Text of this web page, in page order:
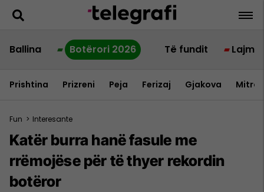
Ballina Botërori 2026 Të fundit Lajme
Prishtina Prizreni Peja Ferizaj Gjakova
Fun > Interesante
Katër burra hanë fasule me
rrëmojëse për të thyer rekordin
botëror